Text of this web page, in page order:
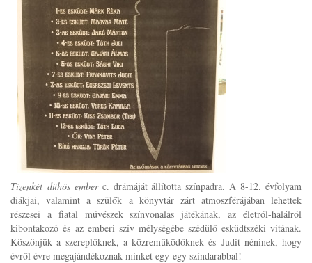
Tizenkét dühös emberc. drámáját állította színpadra. A 8-12. évfolyam
diákjai, valamint a szülők a könyvtár zárt atmoszférájában lehettek
részesei a fiatal művészek színvonalas játékának, az életről-halálról
kibontakozó és az emberi szív mélységébe szédülő esküdtszéki vitának.
Köszönjük a szereplőknek, a közreműködőknek és Judit néninek, hogy
évről évre megajándékoznak minket egy-egy színdarabbal!